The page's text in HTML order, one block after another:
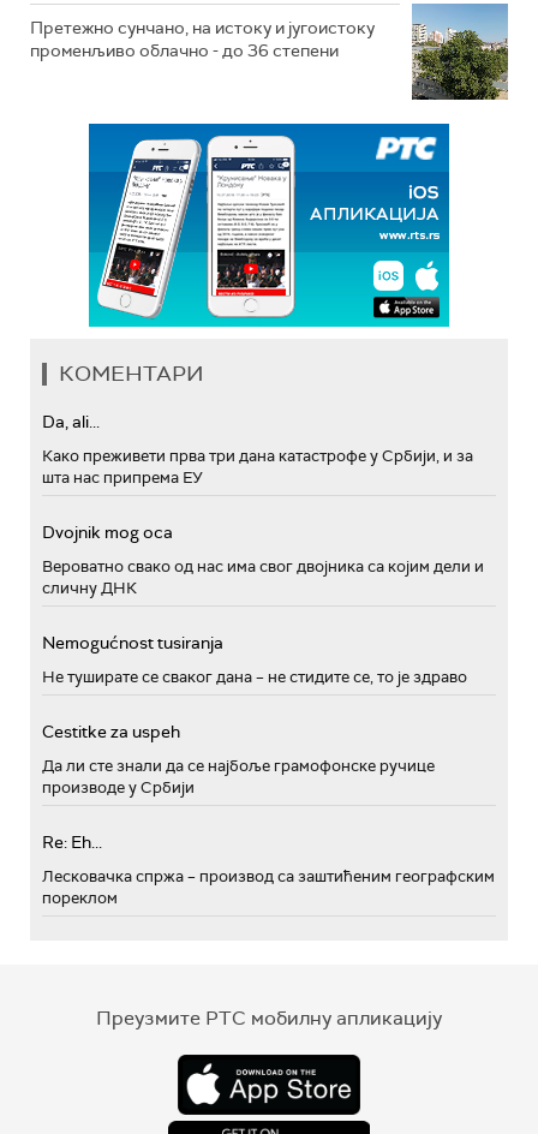
Претежно сунчано, на истоку и југоистоку
променљиво облачно - до 36 степени
КОМЕНТАРИ
Da, ali...
Како преживети прва три дана катастрофе у Србији, и за
шта нас припрема ЕУ
Dvojnik mog oca
Вероватно свако од нас има свог двојника са којим дели и
сличну ДНК
Nemogućnost tusiranja
Не туширате се сваког дана – не стидите се, то је здраво
Cestitke za uspeh
Да ли сте знали да се најбоље грамофонске ручице
производе у Србији
Re: Eh...
Лесковачка спржа – производ са заштићеним географским
пореклом
Преузмите РТС мобилну апликацију